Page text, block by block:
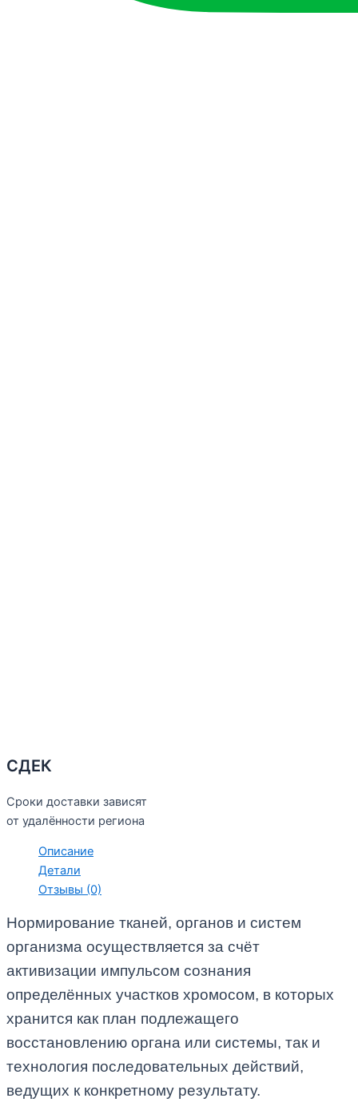
СДЕК
Сроки доставки зависят
от удалённости региона
Описание
Детали
Отзывы (0)
Нормирование тканей, органов и систем
организма осуществляется за счёт
активизации импульсом сознания
определённых участков хромосом, в которых
хранится как план подлежащего
восстановлению органа или системы, так и
технология последовательных действий,
ведущих к конкретному результату.